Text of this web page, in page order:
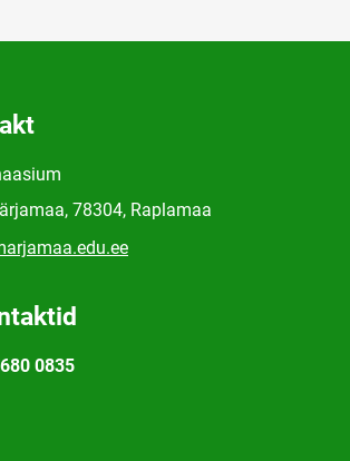
78304, Raplamaa
0835